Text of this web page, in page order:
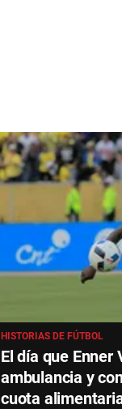
HISTORIAS DE FÚTBOL
El día que Enner
ambulancia y
cuota